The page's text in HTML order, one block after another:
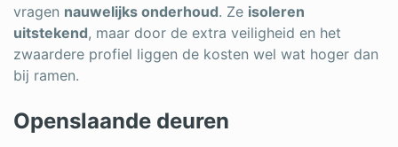
vragen nauwelijks onderhoud. Ze isoleren
uitstekend, maar door de extra veiligheid en het
zwaardere profiel liggen de kosten wel wat hoger dan
bij ramen.
Openslaande deuren